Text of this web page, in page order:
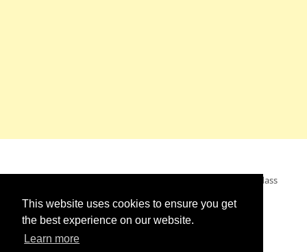
This website uses cookies to ensure you get
the best experience on our website.
Learn more
Mein Wunsch: dass alle Menschen ohne Krieg leben dürfen, dass
alle Menschen den Krieg verurteilen und sich von den
Kriegstreibern abwenden. Das wünsche ich mir.